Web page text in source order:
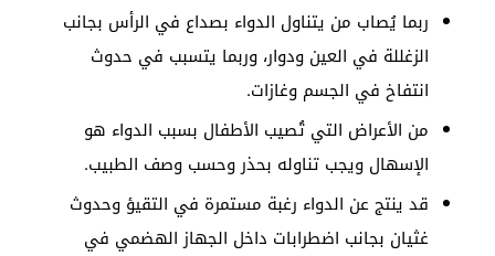
ربما يُصاب من يتناول الدواء بصداع في الرأس بجانب
الزغللة في العين ودوار، وربما يتسبب في حدوث
انتفاخ في الجسم وغازات.
من الأعراض التي تُصيب الأطفال بسبب الدواء هو
الإسهال ويجب تناوله بحذر وحسب وصف الطبيب.
قد ينتج عن الدواء رغبة مستمرة في التقيؤ وحدوث
غثيان بجانب اضطرابات داخل الجهاز الهضمي في